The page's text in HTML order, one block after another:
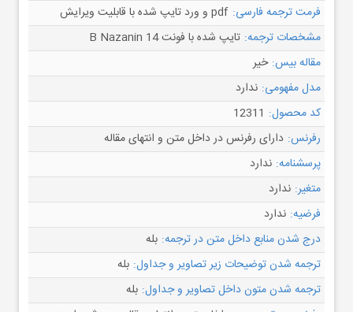
فرمت ترجمه فارسی: pdf و ورد تایپ شده با قابلیت ویرایش
مشخصات ترجمه: تایپ شده با فونت B Nazanin 14
مقاله بیس: خیر
مدل مفهومی: ندارد
کد محصول: 12311
رفرنس: دارای رفرنس در داخل متن و انتهای مقاله
پرسشنامه: ندارد
متغیر: ندارد
فرضیه: ندارد
درج شدن منابع داخل متن در ترجمه: بله
ترجمه شدن توضیحات زیر تصاویر و جداول: بله
ترجمه شدن متون داخل تصاویر و جداول: بله